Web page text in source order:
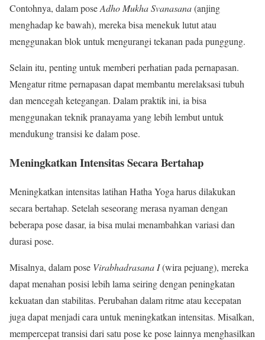
Contohnya, dalam poseAdho Mukha Svanasana(anjing
menghadap ke bawah), mereka bisa menekuk lutut atau
menggunakan blok untuk mengurangi tekanan pada punggung.
Selain itu, penting untuk memberi perhatian pada pernapasan.
Mengatur ritme pernapasan dapat membantu merelaksasi tubuh
dan mencegah ketegangan. Dalam praktik ini, ia bisa
menggunakan teknik pranayama yang lebih lembut untuk
mendukung transisi ke dalam pose.
Meningkatkan Intensitas Secara Bertahap
Meningkatkan intensitas latihan Hatha Yoga harus dilakukan
secara bertahap. Setelah seseorang merasa nyaman dengan
beberapa pose dasar, ia bisa mulai menambahkan variasi dan
durasi pose.
Misalnya, dalam pose Virabhadrasana I(wira pejuang), mereka
dapat menahan posisi lebih lama seiring dengan peningkatan
kekuatan dan stabilitas. Perubahan dalam ritme atau kecepatan
juga dapat menjadi cara untuk meningkatkan intensitas. Misalkan,
mempercepat transisi dari satu pose ke pose lainnya menghasilkan